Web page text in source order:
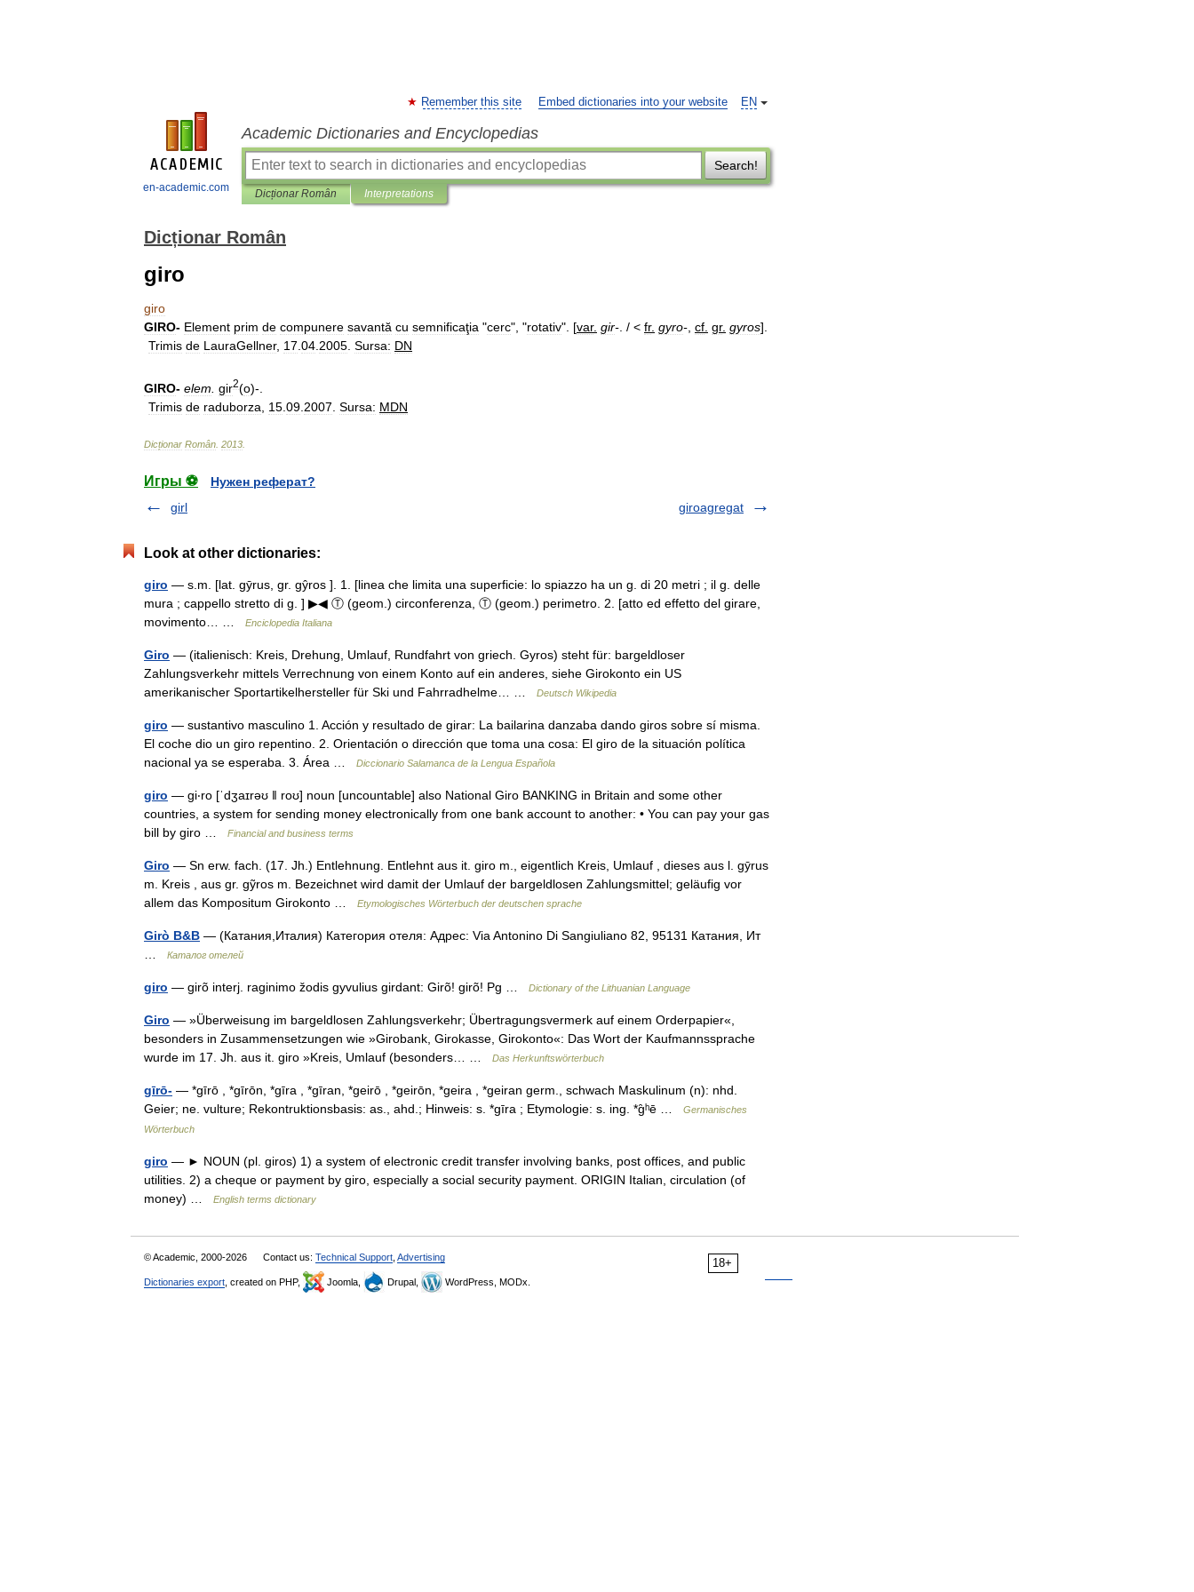
en-academic.com
EN
Remember this site Embed dictionaries into your website
Academic Dictionaries and Encyclopedias
Search!
Dicționar Român Interpretations
Dicționar Român
giro
giro
GIRO- Element prim de compunere savantă cu semnificaţia "cerc", "rotativ". [var. gir- . / < fr. gyro- cf gr. gyros].
Trimis de LauraGellner, 17 04 2005 Sursa: DN
GIRO- elem gir2(o)-.
Trimis de raduborza 15 09 2007 Sursa: MDN
Dicționar Român 2013
Игры ⚽
Нужен реферат?
girl
giroagregat
Look at other dictionaries:
giro — s.m. [lat. gȳrus, gr. gŷros ]. 1. [linea che limita una superficie: lo spiazzo ha un g. di 20 metri ; il g. delle
mura ; cappello stretto di g. ] ▶◀ Ⓣ (geom.) circonferenza, Ⓣ (geom.) perimetro. 2. [atto ed effetto del girare,
movimento… …
Enciclopedia Italiana
Giro — (italienisch: Kreis, Drehung, Umlauf, Rundfahrt von griech. Gyros) steht für: bargeldloser
Zahlungsverkehr mittels Verrechnung von einem Konto auf ein anderes, siehe Girokonto ein US
amerikanischer Sportartikelhersteller für Ski und Fahrradhelme… …
Deutsch Wikipedia
giro — sustantivo masculino 1. Acción y resultado de girar: La bailarina danzaba dando giros sobre sí misma.
El coche dio un giro repentino. 2. Orientación o dirección que toma una cosa: El giro de la situación política
nacional ya se esperaba. 3. Área …
Diccionario Salamanca de la Lengua Española
giro — gi‧ro [ˈdʒaɪrəʊ ǁ roʊ] noun [uncountable] also National Giro BANKING in Britain and some other
countries, a system for sending money electronically from one bank account to another: • You can pay your gas
bill by giro …
Financial and business terms
Giro — Sn erw. fach. (17. Jh.) Entlehnung. Entlehnt aus it. giro m., eigentlich Kreis, Umlauf , dieses aus l. gӯrus
m. Kreis , aus gr. gỹros m. Bezeichnet wird damit der Umlauf der bargeldlosen Zahlungsmittel; geläufig vor
allem das Kompositum Girokonto …
Etymologisches Wörterbuch der deutschen sprache
Girò B&B — (Катания,Италия) Категория отеля: Адрес: Via Antonino Di Sangiuliano 82, 95131 Катания, Ит
Каталог отелей
giro — girõ interj. raginimo žodis gyvulius girdant: Girõ! girõ! Pg … Dictionary of the Lithuanian Language
Giro — »Überweisung im bargeldlosen Zahlungsverkehr; Übertragungsvermerk auf einem Orderpapier«,
besonders in Zusammensetzungen wie »Girobank, Girokasse, Girokonto«: Das Wort der Kaufmannssprache
wurde im 17. Jh. aus it. giro »Kreis, Umlauf (besonders… …
Das Herkunftswörterbuch
gīrō- — *gīrō , *gīrōn, *gīra , *gīran, *geirō , *geirōn, *geira , *geiran germ., schwach Maskulinum (n): nhd.
Geier; ne. vulture; Rekontruktionsbasis: as., ahd.; Hinweis: s. *gīra ; Etymologie: s. ing. *g̑ʰē …
Germanisches
Wörterbuch
giro — ► NOUN (pl. giros) 1) a system of electronic credit transfer involving banks, post offices, and public
utilities. 2) a cheque or payment by giro, especially a social security payment. ORIGIN Italian, circulation (of
money) …
English terms dictionary
18+
© Academic, 2000-2026 Contact us: Technical Support Advertising
Dictionaries export , created on PHP, Joomla, Drupal, WordPress, MODx.